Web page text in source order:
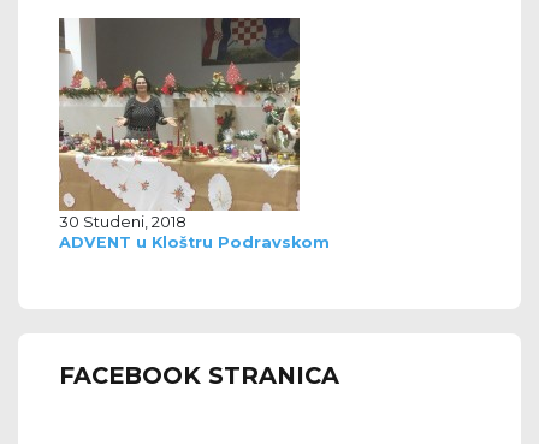
30 Studeni, 2018
ADVENT u Kloštru Podravskom
FACEBOOK STRANICA